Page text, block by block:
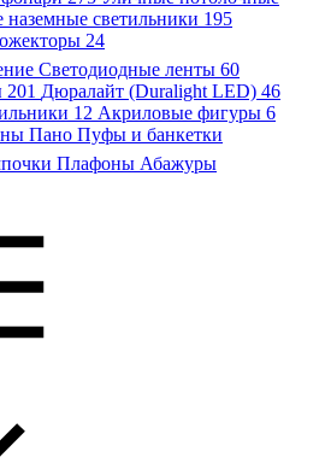
светильники 195
24
Светодиодные ленты 60
201 Дюралайт (Duralight LED) 46
12 Акриловые фигуры 6
Пано Пуфы и банкетки
Плафоны Абажуры